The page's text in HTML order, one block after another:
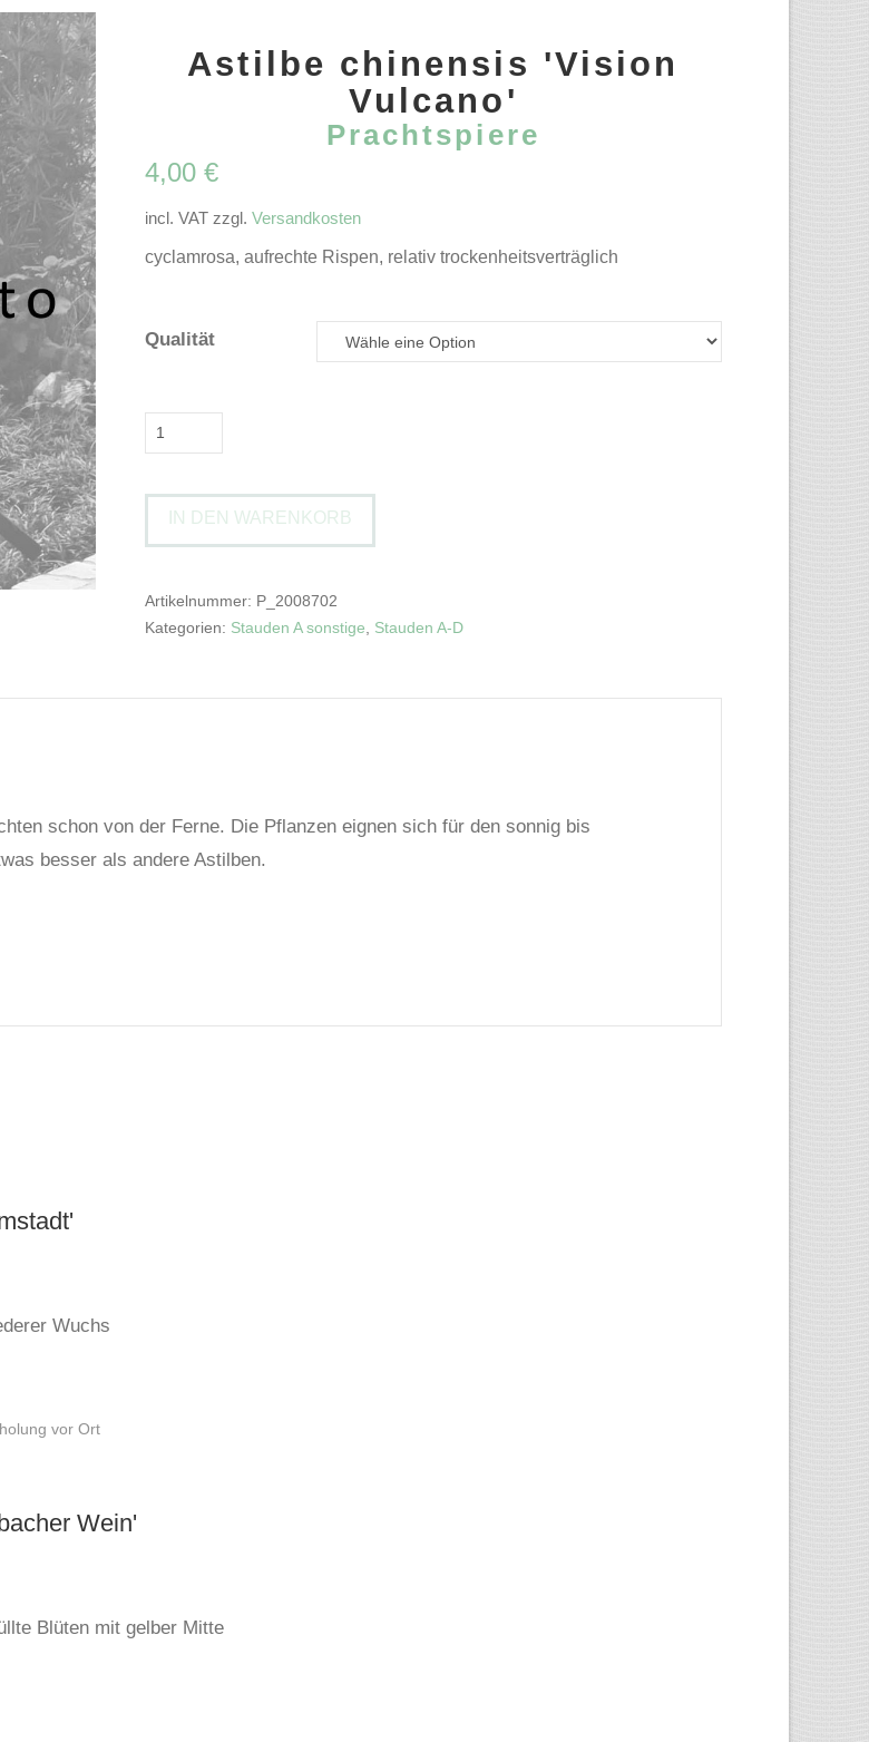
Astilbe chinensis 'Vision
Vulcano'
Prachtspiere
4,00 €
incl. VAT zzgl. Versandkosten
cyclamrosa, aufrechte Rispen, relativ trockenheitsverträglich
Qualität
Astilbe
chinensis
'Vision
Vulcano'Prachtspiere
IN DEN WARENKORB
Artikelnummer: P_2008702
Kategorien: Stauden A sonstige Stauden A-D
schon von der Ferne. Die Pflanzen eignen sich für den sonnig bis
besser als andere Astilben.
Wuchs
vor Ort
Wein'
Blüten mit gelber Mitte